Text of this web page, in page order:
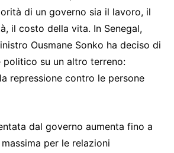
di un governo sia il lavoro, il
il costo della vita. In Senegal,
Ousmane Sonko ha deciso di
politico su un altro terreno:
repressione contro le persone
dal governo aumenta fino a
per le relazioni